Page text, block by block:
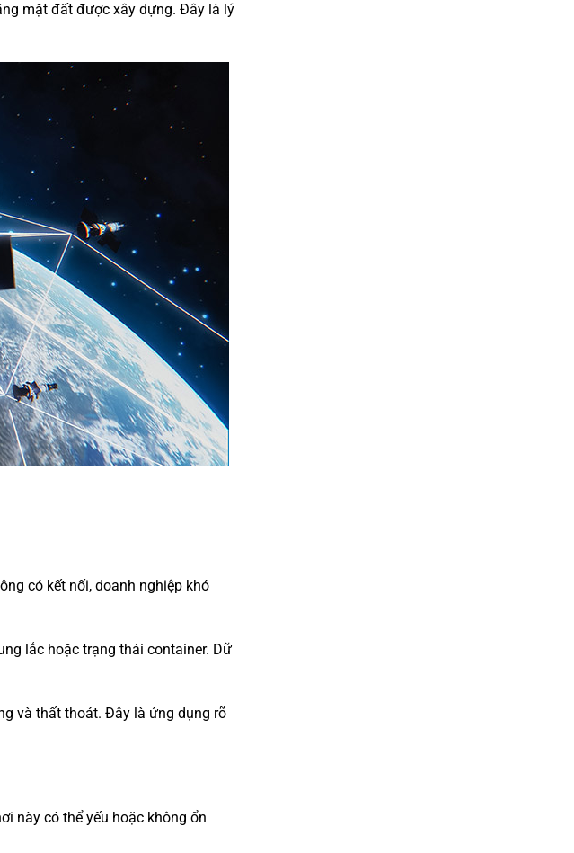
mặt đất được xây dựng. Đây là lý
có kết nối, doanh nghiệp khó
lắc hoặc trạng thái container. Dữ
và thất thoát. Đây là ứng dụng rõ
này có thể yếu hoặc không ổn